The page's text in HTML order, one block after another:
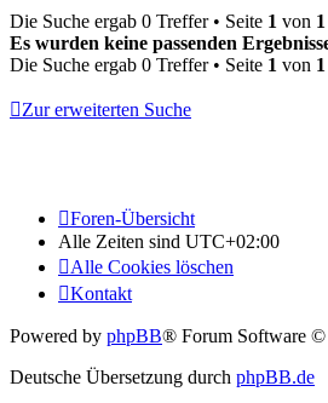
Die Suche ergab 0 Treffer • Seite 1 von 1
Es wurden keine passenden
Die Suche ergab 0 Treffer • Seite 1 von 1
Zur erweiterten Suche
Foren-Übersicht
Alle Zeiten sind UTC+02:00
Alle Cookies löschen
Kontakt
Powered by phpBB® Forum Software
Deutsche Übersetzung durch phpBB.de